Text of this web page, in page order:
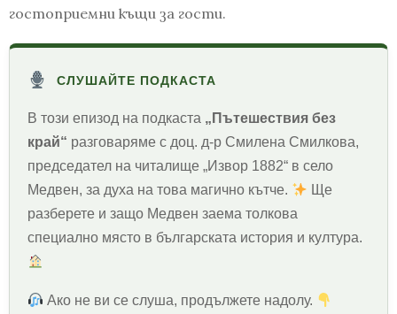
гостоприемни къщи за гости.
СЛУШАЙТЕ ПОДКАСТА
В този епизод на подкаста „Пътешествия без
край“ разговаряме с доц. д-р Смилена Смилкова,
председател на читалище „Извор 1882“ в село
Медвен, за духа на това магично кътче.
Ще
разберете и защо Медвен заема толкова
специално място в българската история и култура.
Ако не ви се слуша, продължете надолу.